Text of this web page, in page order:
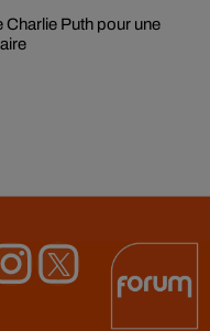
Charlie Puth pour une